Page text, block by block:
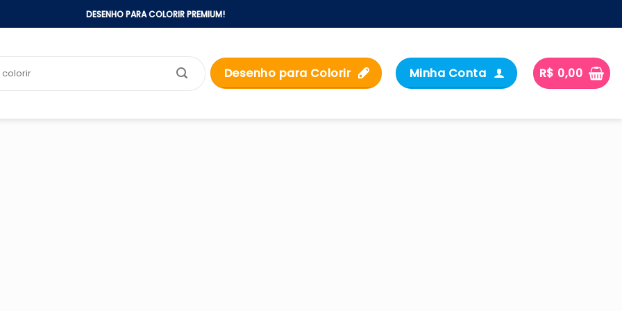
DESENHO PARA COLORIR PREMIUM!
Desenho para Colorir Minha Conta R$ 0,00